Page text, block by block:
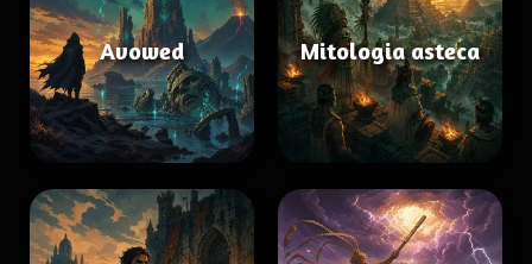
Avowed Mitologia asteca